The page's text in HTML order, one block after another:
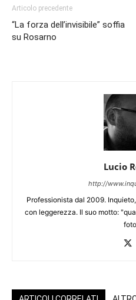
Articolo precedente
“La forza dell’invisibile” soffia
su Rosarno
Lucio
http://
Professionista dal 2009.
con leggerezza. Il suo motto: